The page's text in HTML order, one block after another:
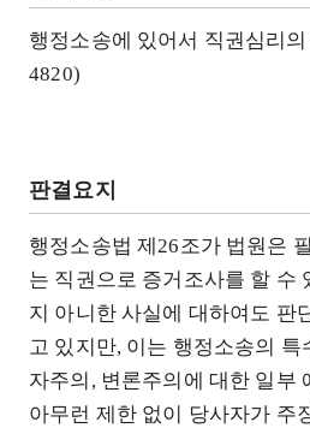
행정소송에 있어서 직권심리
4820)
판결요지
행정소송법 제26조가 법원은
는 직권으로 증거조사를 할 수
지 아니한 사실에 대하여도 판
고 있지만, 이는 행정소송의
자주의, 변론주의에 대한 일부
아무런 제한 없이 당사자가 주